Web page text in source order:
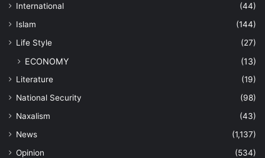
International
(44)
Islam
(144)
Life Style
(27)
ECONOMY (13)
Literature
(19)
National Security
(98)
Naxalism
(43)
News
(1,137)
Opinion
(534)